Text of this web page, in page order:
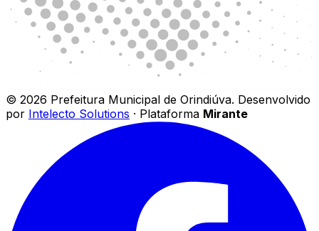
© 2026 Prefeitura Municipal de Orindiúva. Desenvolvido
por Intelecto Solutions · Plataforma Mirante